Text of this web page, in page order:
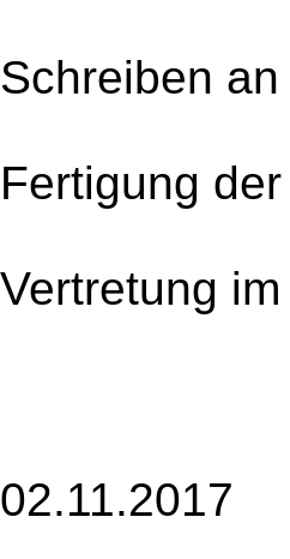
Schreiben
Fertigung
Vertretung
02.11.2017